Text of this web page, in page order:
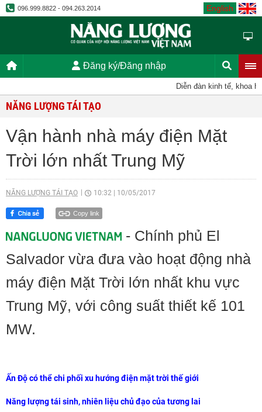
096.999.8822 - 094.263.2014 English
Đăng ký/Đăng nhập
Diễn đàn kinh tế, khoa
NĂNG LƯỢNG TÁI TẠO
Vận hành nhà máy điện Mặt
Trời lớn nhất Trung Mỹ
NĂNG LƯỢNG TÁI TẠO 10:32 10/05/2017
Copy link
- Chính phủ El
Salvador vừa đưa vào hoạt động nhà
máy điện Mặt Trời lớn nhất khu vực
Trung Mỹ, với công suất thiết kế 101
MW.
Ấn Độ có thể chi phối xu hướng điện mặt trời thế giới
Năng lượng tái sinh, nhiên liệu chủ đạo của tương lai